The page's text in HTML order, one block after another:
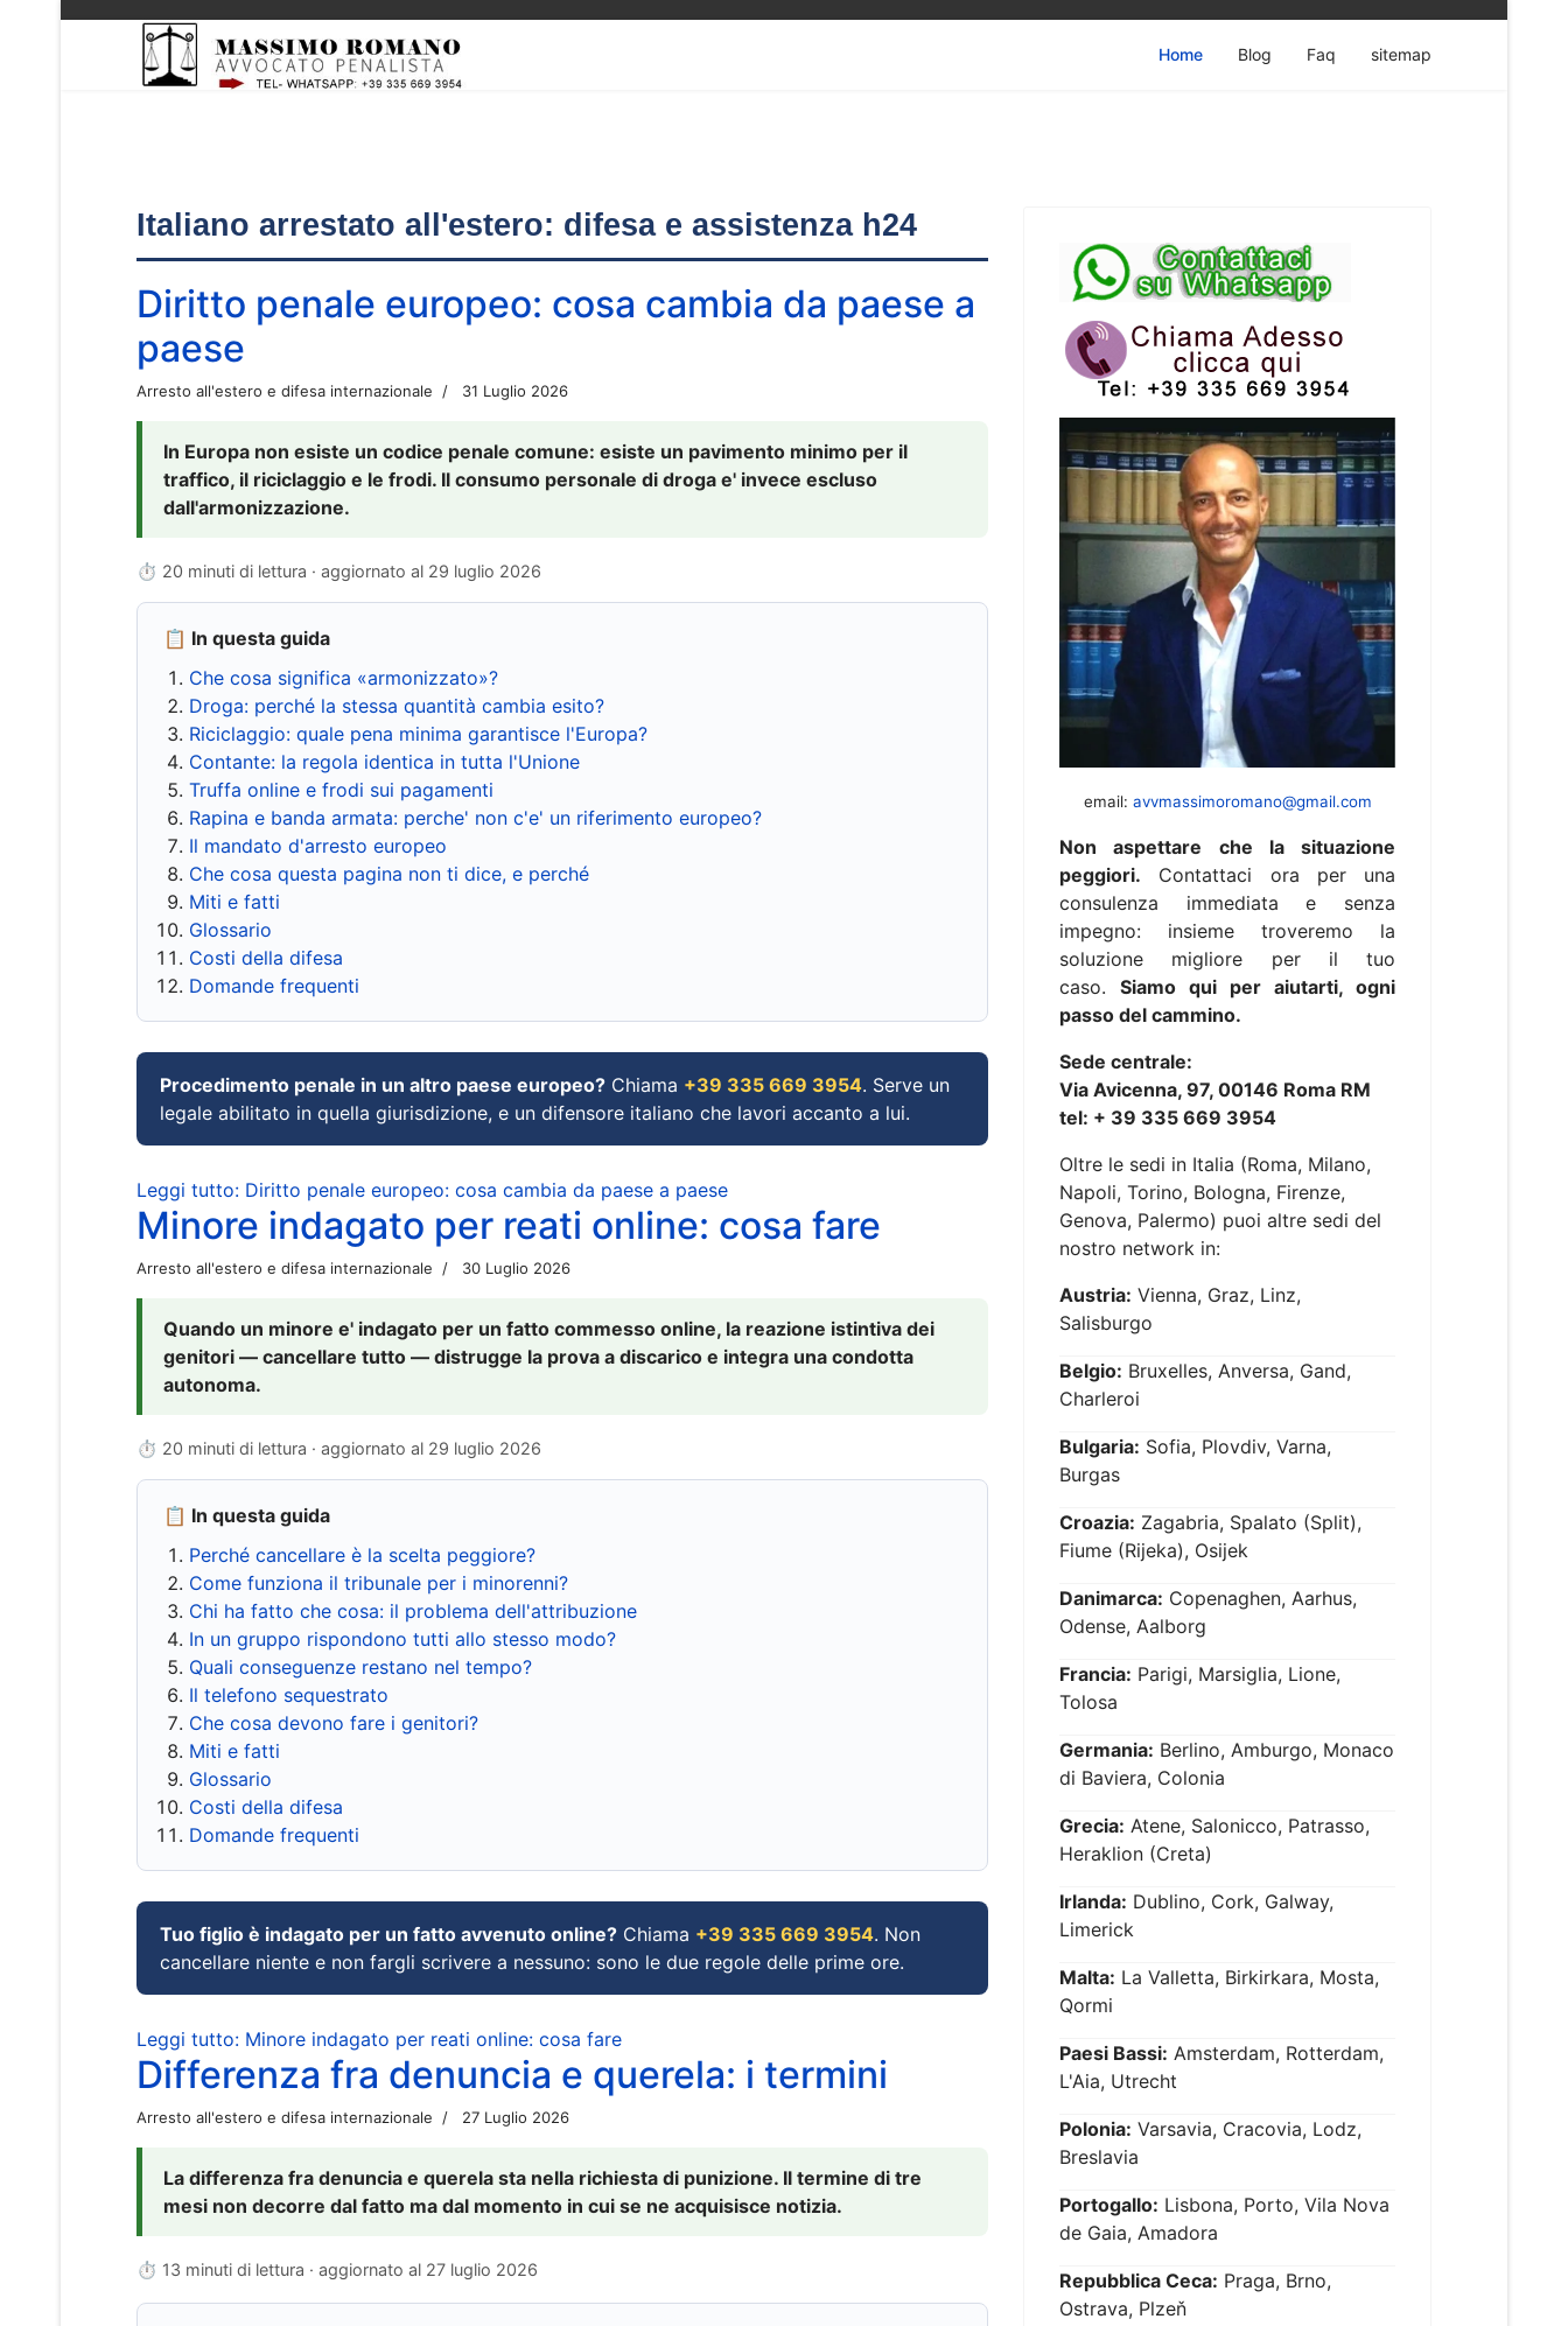
Home Blog Faq sitemap
Italiano arrestato all'estero: difesa e assistenza h24
Diritto penale europeo: cosa cambia da paese a
paese
Arresto all'estero e difesa internazionale 31 Luglio 2026
In Europa non esiste un codice penale comune: esiste un pavimento minimo per il
traffico, il riciclaggio e le frodi. Il consumo personale di droga e' invece escluso
dall'armonizzazione.
⏱ 20 minuti di lettura · aggiornato al 29 luglio 2026
📋 In questa guida
Che cosa significa «armonizzato»?
Droga: perché la stessa quantità cambia esito?
Riciclaggio: quale pena minima garantisce l'Europa?
Contante: la regola identica in tutta l'Unione
Truffa online e frodi sui pagamenti
Rapina e banda armata: perche' non c'e' un riferimento europeo?
Il mandato d'arresto europeo
Che cosa questa pagina non ti dice, e perché
Miti e fatti
Glossario
Costi della difesa
Domande frequenti
Procedimento penale in un altro paese europeo? Chiama +39 335 669 3954. Serve un
legale abilitato in quella giurisdizione, e un difensore italiano che lavori accanto a lui.
Leggi tutto: Diritto penale europeo: cosa cambia da paese a paese
Minore indagato per reati online: cosa fare
Arresto all'estero e difesa internazionale 30 Luglio 2026
Quando un minore e' indagato per un fatto commesso online, la reazione istintiva dei
genitori — cancellare tutto — distrugge la prova a discarico e integra una condotta
autonoma.
⏱ 20 minuti di lettura · aggiornato al 29 luglio 2026
📋 In questa guida
Perché cancellare è la scelta peggiore?
Come funziona il tribunale per i minorenni?
Chi ha fatto che cosa: il problema dell'attribuzione
In un gruppo rispondono tutti allo stesso modo?
Quali conseguenze restano nel tempo?
Il telefono sequestrato
Che cosa devono fare i genitori?
Miti e fatti
Glossario
Costi della difesa
Domande frequenti
Tuo figlio è indagato per un fatto avvenuto online? Chiama +39 335 669 3954. Non
cancellare niente e non fargli scrivere a nessuno: sono le due regole delle prime ore.
Leggi tutto: Minore indagato per reati online: cosa fare
Differenza fra denuncia e querela: i termini
Arresto all'estero e difesa internazionale 27 Luglio 2026
La differenza fra denuncia e querela sta nella richiesta di punizione. Il termine di tre
mesi non decorre dal fatto ma dal momento in cui se ne acquisisce notizia.
⏱ 13 minuti di lettura · aggiornato al 27 luglio 2026
email: avvmassimoromano@gmail.com
Non aspettare che la situazione
peggiori. Contattaci ora per una
consulenza immediata e senza
impegno: insieme troveremo la
soluzione migliore per il tuo
caso. Siamo qui per aiutarti, ogni
passo del cammino.
Sede centrale:
Via Avicenna, 97, 00146 Roma RM
tel: + 39 335 669 3954
Oltre le sedi in Italia (Roma, Milano,
Napoli, Torino, Bologna, Firenze,
Genova, Palermo) puoi altre sedi del
nostro network in:
Austria: Vienna, Graz, Linz,
Salisburgo
Belgio: Bruxelles, Anversa, Gand,
Charleroi
Bulgaria: Sofia, Plovdiv, Varna,
Burgas
Croazia: Zagabria, Spalato (Split),
Fiume (Rijeka), Osijek
Danimarca: Copenaghen, Aarhus,
Odense, Aalborg
Francia: Parigi, Marsiglia, Lione,
Tolosa
Germania: Berlino, Amburgo, Monaco
di Baviera, Colonia
Grecia: Atene, Salonicco, Patrasso,
Heraklion (Creta)
Irlanda: Dublino, Cork, Galway,
Limerick
Malta: La Valletta, Birkirkara, Mosta,
Qormi
Paesi Bassi: Amsterdam, Rotterdam,
L'Aia, Utrecht
Polonia: Varsavia, Cracovia, Lodz,
Breslavia
Portogallo: Lisbona, Porto, Vila Nova
de Gaia, Amadora
Repubblica Ceca: Praga, Brno,
Ostrava, Plzeň